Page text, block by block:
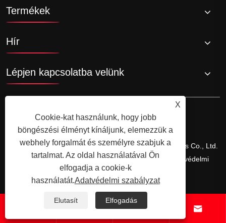
Termékek
Hír
Lépjen kapcsolatba velünk
Copyright © 2025yuyao Hansheng Electricals Appliances Co., Ltd.
Minden jog fenntartva.Links Sitemap RSS XML
Adatvédelmi
szabályzat
 
X
Cookie-kat használunk, hogy jobb
böngészési élményt kínáljunk, elemezzük a
webhely forgalmát és személyre szabjuk a
tartalmat. Az oldal használatával Ön
elfogadja a cookie-k
használatát.Adatvédelmi szabályzat
Elutasít Elfogadás